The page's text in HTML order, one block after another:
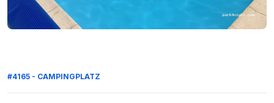
#4165 - CAMPINGPLATZ